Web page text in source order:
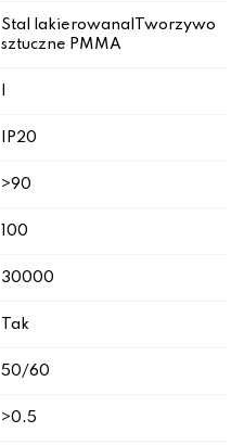
Stal lakierowana|Tworzywo
sztuczne PMMA
IP20
>90
100
30000
Tak
50/60
>0.5